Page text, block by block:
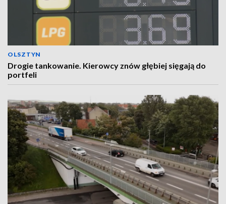
OLSZTYN
Drogie tankowanie. Kierowcy znów głębiej sięgają do
portfeli